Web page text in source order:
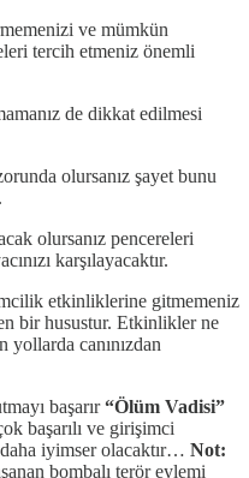
ve mümkün
tercih etmeniz önemli
de dikkat edilmesi
olursanız şayet bunu
olursanız pencereleri
karşılayacaktır.
etkinliklerine gitmemeniz
bir husustur. Etkinlikler ne
yollarda canınızdan
başarır“Ölüm Vadisi”
başarılı ve girişimci
iyimser olacaktır… Not:
bombalı terör eylemi